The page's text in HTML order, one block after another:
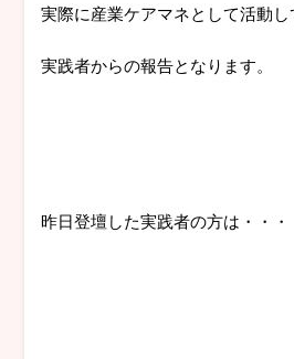
実際に産業ケアマネとして活動し
実践者からの報告となります。
昨日登壇した実践者の方は・・・